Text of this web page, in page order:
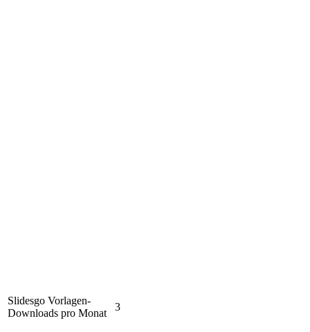
Slidesgo Vorlagen-
Downloads pro Monat
3